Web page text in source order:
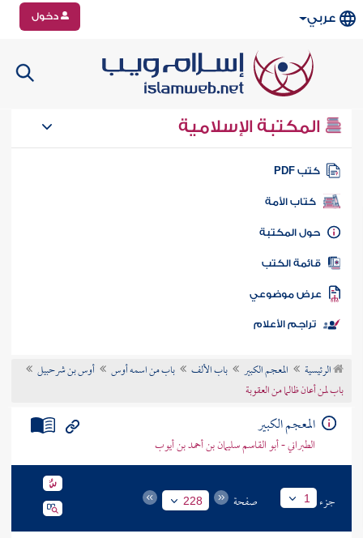
عربي دخول
المكتبة الإسلامية
كتب PDF
كتاب الأمة
المكتبة
الكتب
موضوعي
تراجم الأعلام
الرئيسية المعجم الكبير باب الألف باب من اسمه أوس
أوس بن شرحبيل
باب لمن أعان ظالما من العقوبة
المعجم الكبير
الطبراني - أبو القاسم سليمان بن أحمد بن أيوب
جزء 1 صفحة 228